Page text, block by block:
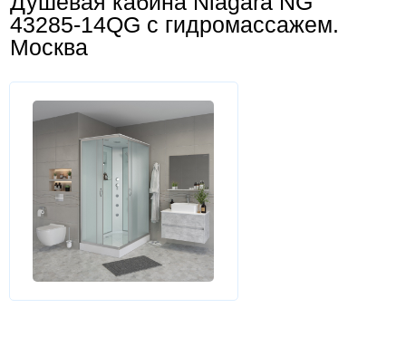
43285-14QG с гидромассажем.
Москва